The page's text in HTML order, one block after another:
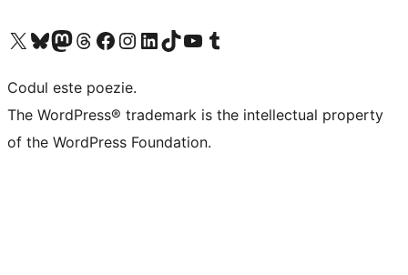
Mergi la contul nostru X (fost Twitter)
Vizitează contul nostru Bluesky
Vizitează contul nostru Mastodon
Vizitează contul nostru Threads
Vizitează pagina noastră Facebook
Vizitează-ne pe Instagram
Vizitează-ne pe LinkedIn
Vizitează contul nostru TikTok
Vizitează canalul nostru YouTube
Vizitează contul nostru Tumblr
Codul este poezie.
The WordPress® trademark is the intellectual property
of the WordPress Foundation.